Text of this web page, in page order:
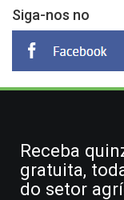
Siga-nos no
Receba
gratuita,
do setor